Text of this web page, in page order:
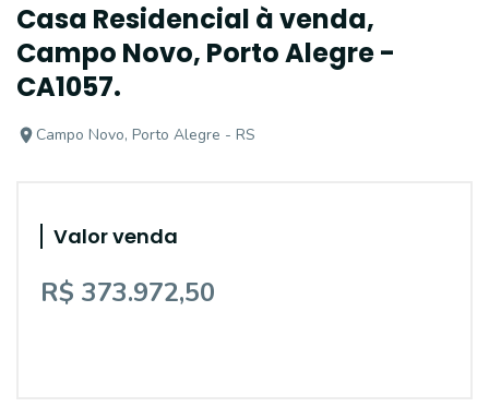
Casa Residencial à venda,
Campo Novo, Porto Alegre -
CA1057.
Campo Novo, Porto Alegre - RS
Valor venda
R$ 373.972,50